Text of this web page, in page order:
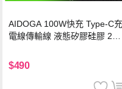
AIDOGA 100W快充 Type-C充
電線傳輸線 液態矽膠硅膠 2M
$490